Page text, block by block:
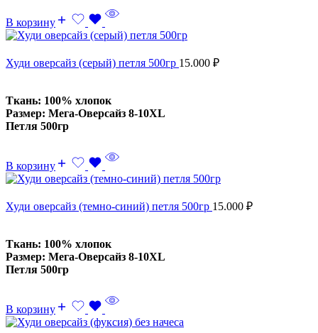
В корзину
Худи оверсайз (серый) петля 500гр 15.000 ₽
Ткань: 100% хлопок
Размер: Мега-Оверсайз 8-10XL
Петля 500гр
В корзину
Худи оверсайз (темно-синий) петля 500гр 15.000 ₽
Ткань: 100% хлопок
Размер: Мега-Оверсайз 8-10XL
Петля 500гр
В корзину